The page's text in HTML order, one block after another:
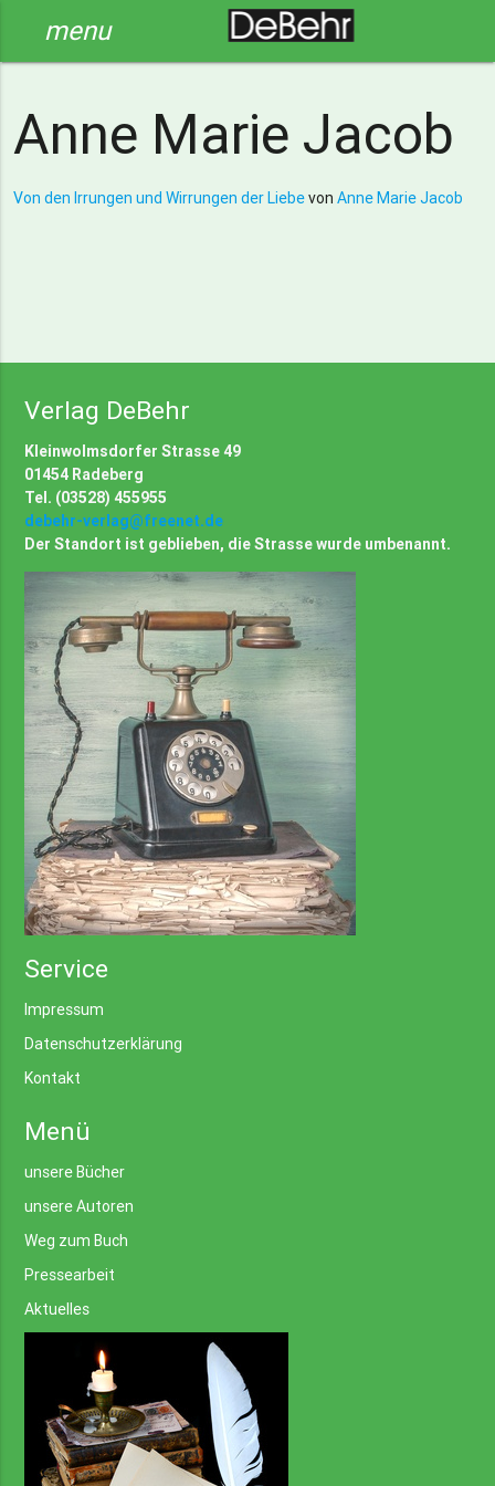
menu
Anne Marie Jacob
Von den Irrungen und Wirrungen der Liebevon Anne Marie Jacob
Verlag DeBehr
Kleinwolmsdorfer Strasse 49
01454 Radeberg
Tel. (03528) 455955
debehr-verlag@freenet.de
Der Standort ist geblieben, die Strasse wurde umbenannt.
Service
Impressum
Datenschutzerklärung
Kontakt
Menü
unsere Bücher
unsere Autoren
Weg zum Buch
Pressearbeit
Aktuelles